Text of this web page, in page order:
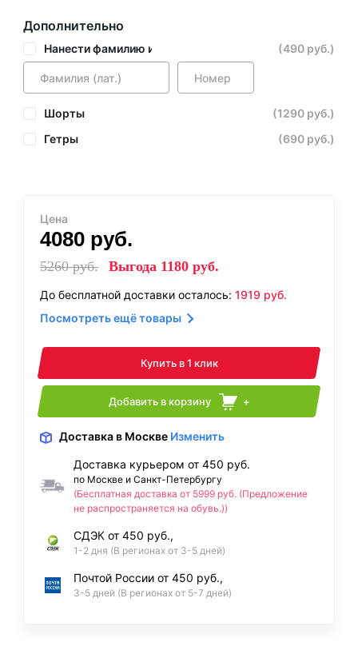
Дополнительно
Нанести фамилию и номер (490 руб.)
Шорты
(1290 руб.)
Гетры
(690 руб.)
Цена
4080 руб.
5260руб. Выгода 1180 руб.
До бесплатной доставки осталось: 1919 руб.
Посмотреть ещё товары
Купить в 1 клик
Добавить в корзину +
Доставка в Москве Изменить
Доставка курьером от 450 руб.
по Москве и Санкт-Петербургу
(Бесплатная доставка от 5999 руб. (Предложение
не распространяется на обувь.))
СДЭК от 450 руб.,
1-2 дня (В регионах от 3-5 дней)
Почтой России от 450 руб.,
3-5 дней (В регионах от 5-7 дней)